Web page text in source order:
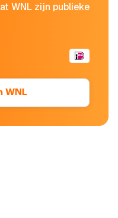
WNL zijn publieke
WNL